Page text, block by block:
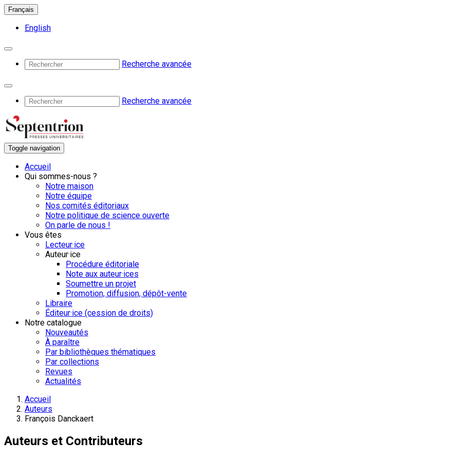
Français
English
Recherche avancée
Recherche avancée
Toggle navigation
Accueil
Qui sommes-nous ?
Notre maison
Notre équipe
Nos comités éditoriaux
Notre politique de science ouverte
On parle de nous !
Vous êtes
Lecteur·ice
Auteur·ice
Procédure éditoriale
Note aux auteur·ices
Soumettre un projet
Promotion, diffusion, dépôt-vente
Libraire
Éditeur·ice (cession de droits)
Notre catalogue
Nouveautés
À paraître
Par bibliothèques thématiques
Par collections
Revues
Actualités
Accueil
Auteurs
François Danckaert
Auteurs et Contributeurs